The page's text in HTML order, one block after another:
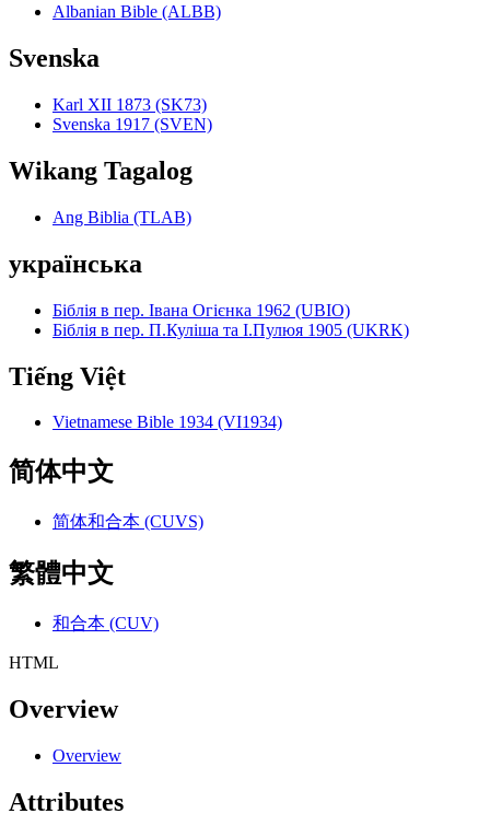
Albanian Bible (ALBB)
Svenska
Karl XII 1873 (SK73)
Svenska 1917 (SVEN)
Wikang Tagalog
Ang Biblia (TLAB)
українська
Біблія в пер. Івана Огієнка 1962 (UBIO)
Біблія в пер. П.Куліша та І.Пулюя 1905 (UKRK)
Tiếng Việt
Vietnamese Bible 1934 (VI1934)
简体中文
简体和合本 (CUVS)
繁體中文
和合本 (CUV)
HTML
Overview
Overview
Attributes